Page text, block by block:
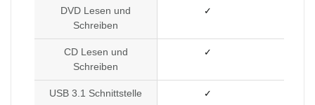
DVD Lesen und
Schreiben
✓
CD Lesen und
Schreiben
✓
USB 3.1 Schnittstelle ✓